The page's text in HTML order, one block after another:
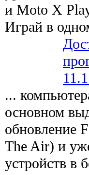
и Moto X
Играй в
...
основном
обновление
The Air) и
устройств в